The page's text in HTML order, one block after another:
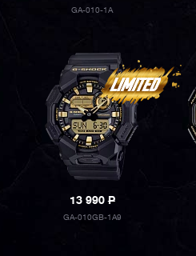
GA-010-1A
13 990P
GA-010GB-1A9